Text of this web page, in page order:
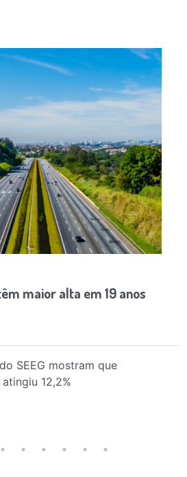
maior alta em 19 anos
SEEG mostram que
12,2%